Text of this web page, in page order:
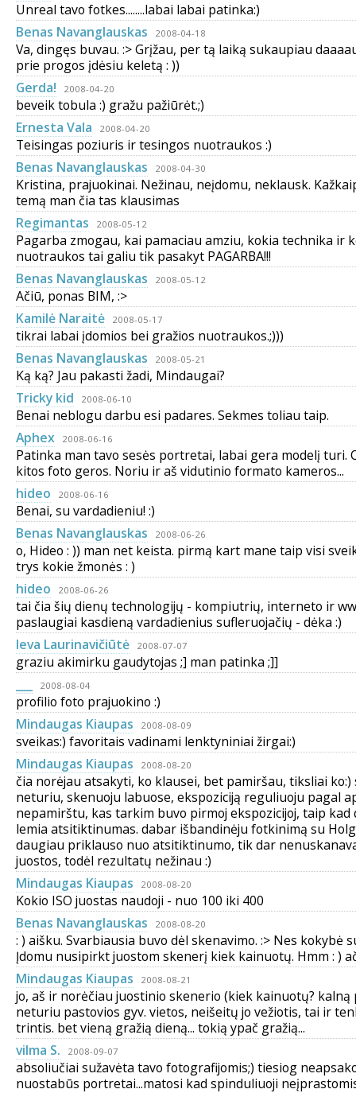
Unreal tavo fotkes........labai labai patinka:)
Benas Navanglauskas
2008-04-18
Va, dingęs buvau. :> Grįžau, per tą laiką sukaupiau
prie progos įdėsiu keletą : ))
Gerda!
2008-04-20
beveik tobula :) gražu pažiūrėt.;)
Ernesta Vala
2008-04-20
Teisingas poziuris ir tesingos nuotraukos :)
Benas Navanglauskas
2008-04-30
Kristina, prajuokinai. Nežinau, neįdomu, neklausk.
temą man čia tas klausimas
Regimantas
2008-05-12
Pagarba zmogau, kai pamaciau amziu, kokia technika ir
nuotraukos tai galiu tik pasakyt PAGARBA!!!
Benas Navanglauskas
2008-05-12
Ačiū, ponas BIM, :>
Kamilė Naraitė
2008-05-17
tikrai labai įdomios bei gražios nuotraukos.;)))
Benas Navanglauskas
2008-05-21
Ką ką? Jau pakasti žadi, Mindaugai?
Tricky kid
2008-06-10
Benai neblogu darbu esi padares. Sekmes toliau taip.
Aphex
2008-06-16
Patinka man tavo sesės portretai, labai gera modelį turi.
kitos foto geros. Noriu ir aš vidutinio formato kameros...
hideo
2008-06-16
Benai, su vardadieniu! :)
Benas Navanglauskas
2008-06-26
o, Hideo : )) man net keista. pirmą kart mane taip visi
trys kokie žmonės : )
hideo
2008-06-26
tai čia šių dienų technologijų - kompiutrių, interneto ir
paslaugiai kasdieną vardadienius sufleruojačių - dėka :)
Ieva Laurinavičiūtė
2008-07-07
graziu akimirku gaudytojas ;] man patinka ;]]
2008-08-04
profilio foto prajuokino :)
Mindaugas Kiaupas
2008-08-09
sveikas:) favoritais vadinami lenktyniniai žirgai:)
Mindaugas Kiaupas
2008-08-20
čia norėjau atsakyti, ko klausei, bet pamiršau, tiksliai ko:)
neturiu, skenuoju labuose, ekspoziciją reguliuoju pagal
nepamirštu, kas tarkim buvo pirmoj ekspozicijoj, taip kad
lemia atsitiktinumas. dabar išbandinėju fotkinimą su
daugiau priklauso nuo atsitiktinumo, tik dar
juostos, todėl rezultatų nežinau :)
Mindaugas Kiaupas
2008-08-20
Kokio ISO juostas naudoji - nuo 100 iki 400
Benas Navanglauskas
2008-08-20
: ) aišku. Svarbiausia buvo dėl skenavimo. :> Nes kokybė
Įdomu nusipirkt juostom skenerį kiek kainuotų. Hmm : )
Mindaugas Kiaupas
2008-08-21
jo, aš ir norėčiau juostinio skenerio (kiek kainuotų? kalną
neturiu pastovios gyv. vietos, neišeitų jo vežiotis, tai ir
trintis. bet vieną gražią dieną... tokią ypač gražią...
vilma S.
2008-09-07
absoliučiai sužavėta tavo fotografijomis;) tiesiog
nuostabūs portretai...matosi kad spinduliuoji